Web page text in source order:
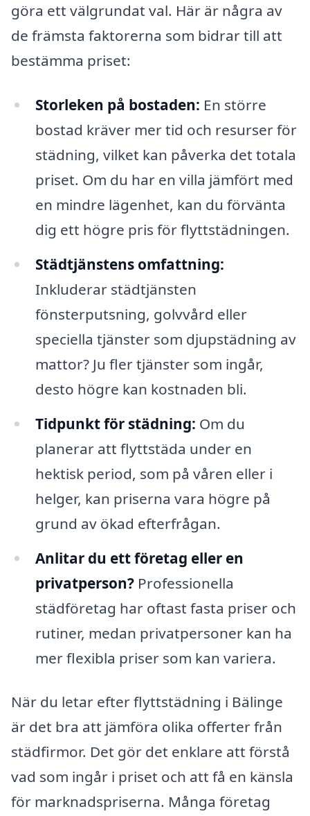
göra ett välgrundat val. Här är några av
de främsta faktorerna som bidrar till att
bestämma priset:
Storleken på bostaden: En större
bostad kräver mer tid och resurser för
städning, vilket kan påverka det totala
priset. Om du har en villa jämfört med
en mindre lägenhet, kan du förvänta
dig ett högre pris för flyttstädningen.
Städtjänstens omfattning:
Inkluderar städtjänsten
fönsterputsning, golvvård eller
speciella tjänster som djupstädning av
mattor? Ju fler tjänster som ingår,
desto högre kan kostnaden bli.
Tidpunkt för städning: Om du
planerar att flyttstäda under en
hektisk period, som på våren eller i
helger, kan priserna vara högre på
grund av ökad efterfrågan.
Anlitar du ett företag eller en
privatperson?Professionella
städföretag har oftast fasta priser och
rutiner, medan privatpersoner kan ha
mer flexibla priser som kan variera.
När du letar efter flyttstädning i Bälinge
är det bra att jämföra olika offerter från
städfirmor. Det gör det enklare att förstå
vad som ingår i priset och att få en känsla
för marknadspriserna. Många företag